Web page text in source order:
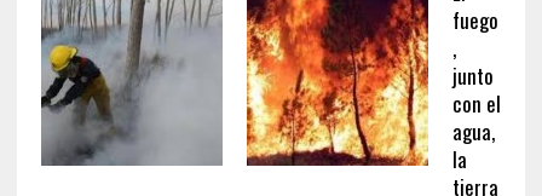
fuego
,
junto
con el
agua,
la
tierra